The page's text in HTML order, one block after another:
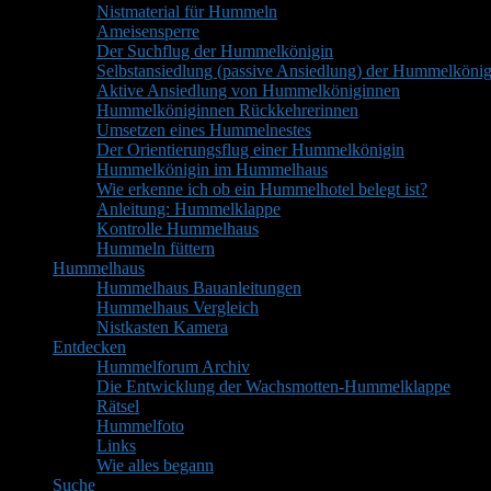
Nistmaterial für Hummeln
Ameisensperre
Der Suchflug der Hummelkönigin
Selbstansiedlung (passive Ansiedlung) der
Aktive Ansiedlung von Hummelköniginnen
Hummelköniginnen Rückkehrerinnen
Umsetzen eines Hummelnestes
Der Orientierungsflug einer Hummelkönigin
Hummelkönigin im Hummelhaus
Wie erkenne ich ob ein Hummelhotel belegt ist?
Anleitung: Hummelklappe
Kontrolle Hummelhaus
Hummeln füttern
Hummelhaus
Hummelhaus Bauanleitungen
Hummelhaus Vergleich
Nistkasten Kamera
Entdecken
Hummelforum Archiv
Die Entwicklung der Wachsmotten-Hummelklappe
Rätsel
Hummelfoto
Links
Wie alles begann
Suche